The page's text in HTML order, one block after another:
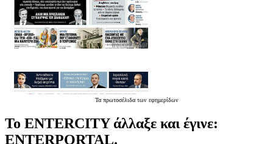
Τα πρωτοσέλιδατων εφημερίδων
Το ENTERCITYάλλαξε και έγινε:
ENTERPORTAL.